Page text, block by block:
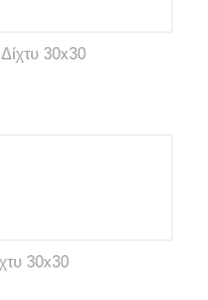
30x30
30x30